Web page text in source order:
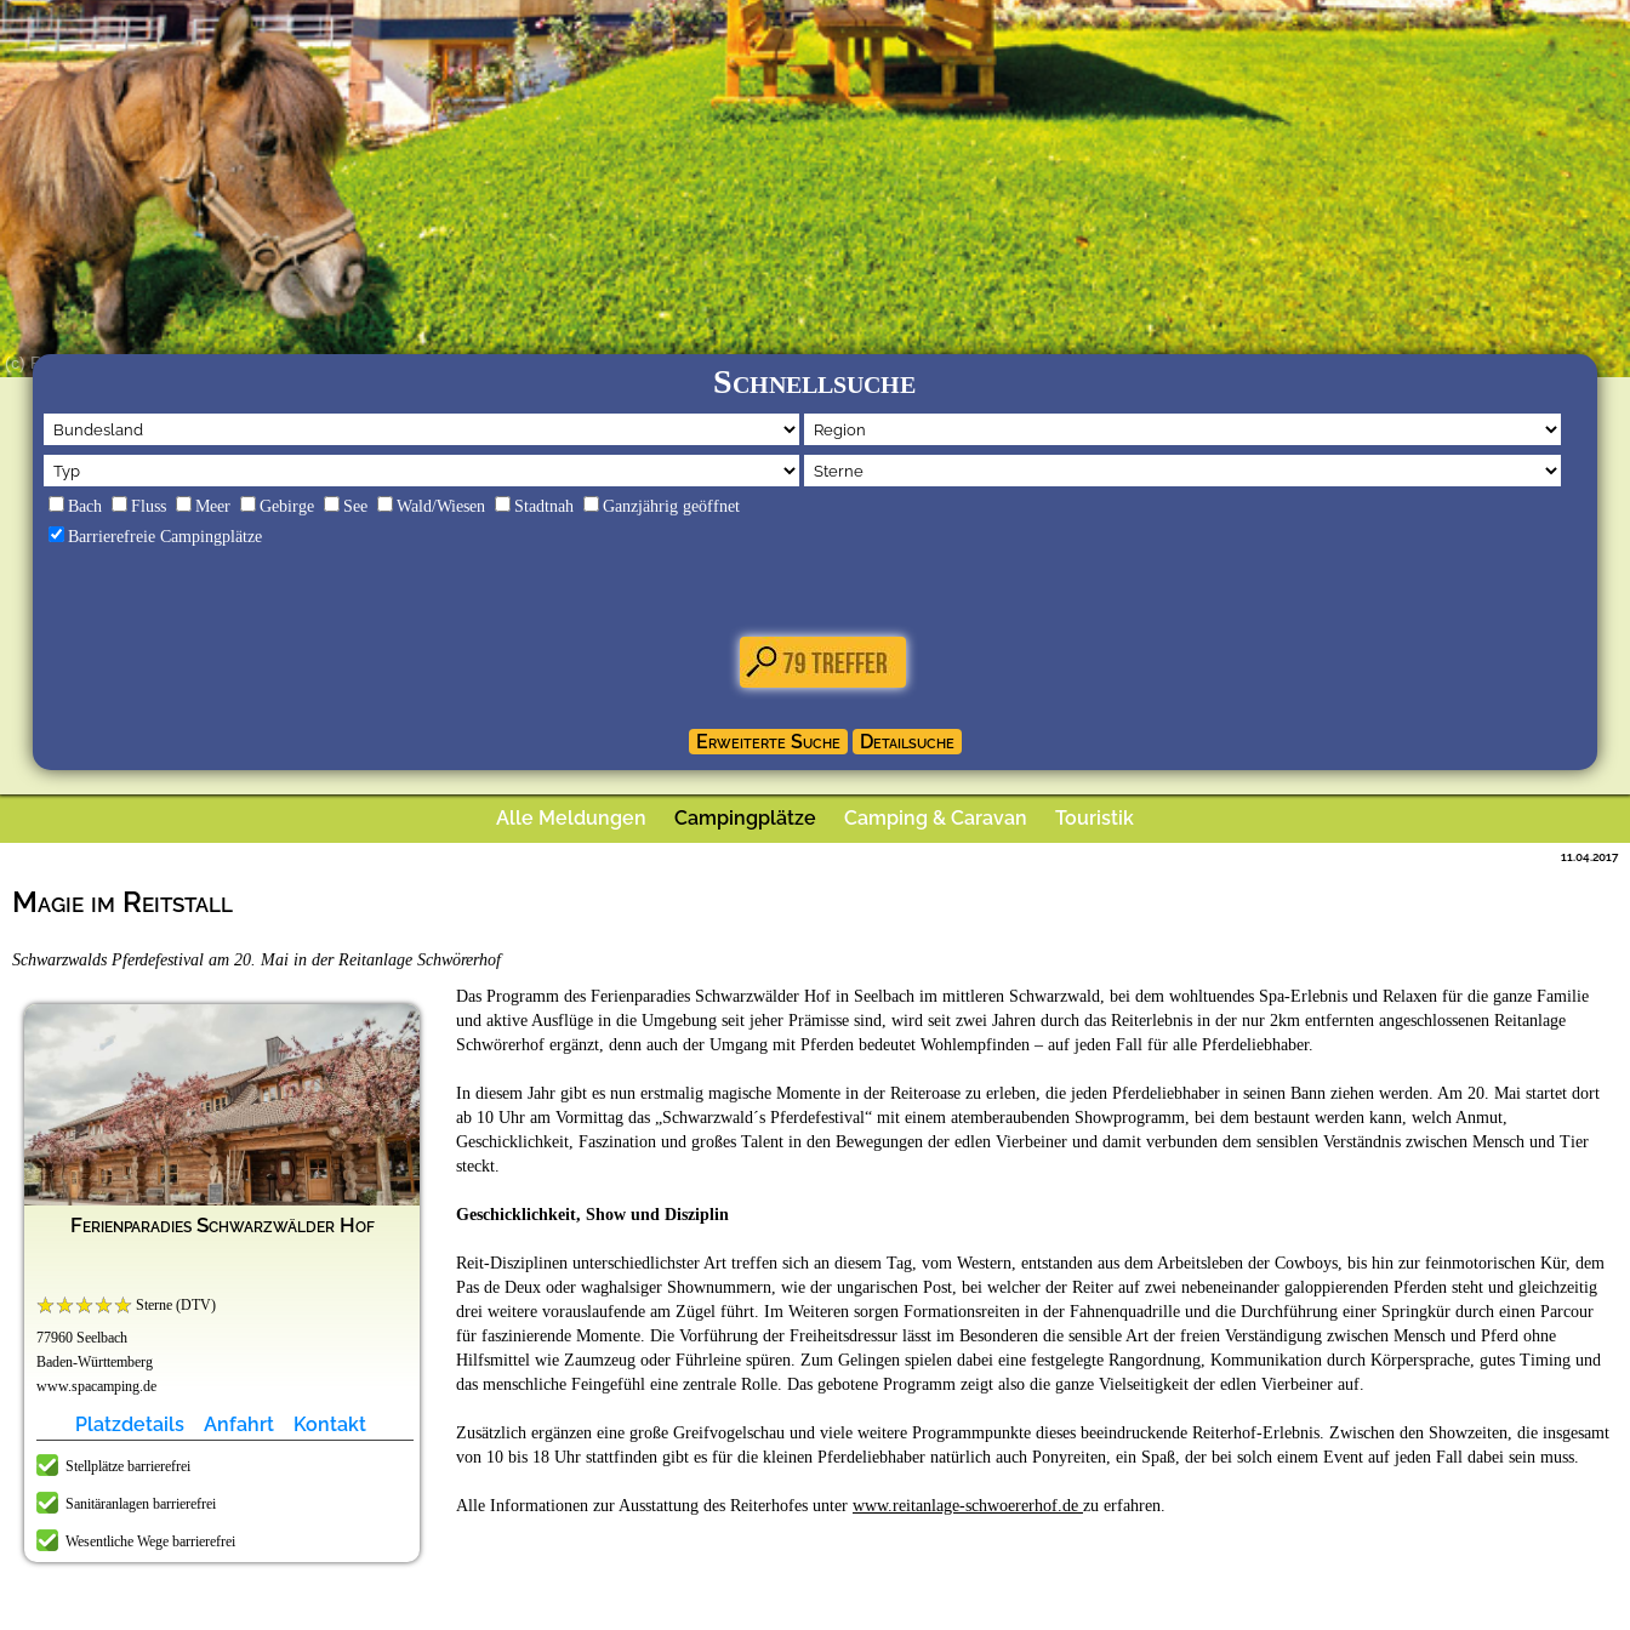
(c) Reitanlage Schwörerhof Schnellsuche
Bach Fluss Meer Gebirge See Wald/Wiesen Stadtnah
Ganzjährig geöffnet
Barrierefreie Campingplätze
Alle Meldungen Campingplätze Camping & Caravan Touristik
Magie im Reitstall
11.04.2017
Schwarzwalds Pferdefestival am 20. Mai in der Reitanlage Schwörerhof
Ferienparadies Schwarzwälder Hof
Sterne (DTV)
77960 Seelbach
Baden-Württemberg
www.spacamping.de
Platzdetails Anfahrt Kontakt
Stellplätze barrierefrei
Sanitäranlagen barrierefrei
Wesentliche Wege barrierefrei
Das Programm des Ferienparadies Schwarzwälder Hof in Seelbach im mittleren Schwarzwald, bei dem wohltuendes Spa-Erlebnis und Relaxen für die ganze Familie
und aktive Ausflüge in die Umgebung seit jeher Prämisse sind, wird seit zwei Jahren durch das Reiterlebnis in der nur 2km entfernten angeschlossenen Reitanlage
Schwörerhof ergänzt, denn auch der Umgang mit Pferden bedeutet Wohlempfinden – auf jeden Fall für alle Pferdeliebhaber.
In diesem Jahr gibt es nun erstmalig magische Momente in der Reiteroase zu erleben, die jeden Pferdeliebhaber in seinen Bann ziehen werden. Am 20. Mai startet dort
ab 10 Uhr am Vormittag das „Schwarzwald´s Pferdefestival“ mit einem atemberaubenden Showprogramm, bei dem bestaunt werden kann, welch Anmut,
Geschicklichkeit, Faszination und großes Talent in den Bewegungen der edlen Vierbeiner und damit verbunden dem sensiblen Verständnis zwischen Mensch und Tier
steckt.
Geschicklichkeit, Show und Disziplin
Reit-Disziplinen unterschiedlichster Art treffen sich an diesem Tag, vom Western, entstanden aus dem Arbeitsleben der Cowboys, bis hin zur feinmotorischen Kür, dem
Pas de Deux oder waghalsiger Shownummern, wie der ungarischen Post, bei welcher der Reiter auf zwei nebeneinander galoppierenden Pferden steht und gleichzeitig
drei weitere vorauslaufende am Zügel führt. Im Weiteren sorgen Formationsreiten in der Fahnenquadrille und die Durchführung einer Springkür durch einen Parcour
für faszinierende Momente. Die Vorführung der Freiheitsdressur lässt im Besonderen die sensible Art der freien Verständigung zwischen Mensch und Pferd ohne
Hilfsmittel wie Zaumzeug oder Führleine spüren. Zum Gelingen spielen dabei eine festgelegte Rangordnung, Kommunikation durch Körpersprache, gutes Timing und
das menschliche Feingefühl eine zentrale Rolle. Das gebotene Programm zeigt also die ganze Vielseitigkeit der edlen Vierbeiner auf.
Zusätzlich ergänzen eine große Greifvogelschau und viele weitere Programmpunkte dieses beeindruckende Reiterhof-Erlebnis. Zwischen den Showzeiten, die insgesamt
von 10 bis 18 Uhr stattfinden gibt es für die kleinen Pferdeliebhaber natürlich auch Ponyreiten, ein Spaß, der bei solch einem Event auf jeden Fall dabei sein muss.
Alle Informationen zur Ausstattung des Reiterhofes unter www.reitanlage-schwoererhof.de zu erfahren.